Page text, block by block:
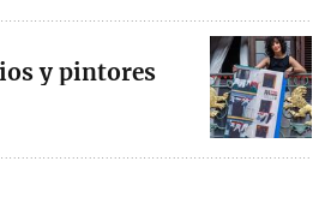
y pintores